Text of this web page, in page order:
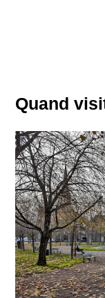
Quand